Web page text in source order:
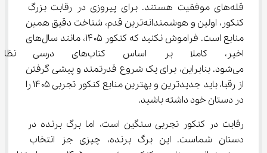
قله‌های موفقیت هستند. برای پیروزی در رقابت بزرگ
کنکور، اولین و هوشمندانه‌ترین قدم، شناخت دقیق همین
منابع است. فراموش نکنید که کنکور ۱۴۰۵، مانند سال‌های
اخیر، کاملا بر اساس
می‌شود. بنابراین، برای یک شروع قدرتمند و پیشی گرفتن
از رقبا، باید جدیدترین و بهترین منابع کنکور تجربی ۱۴۰۵ را
در دستان خود داشته باشید.
رقابت در کنکور تجربی سنگین است، اما برگ برنده در
دستان شماست. این برگ برنده، چیزی جز انتخاب